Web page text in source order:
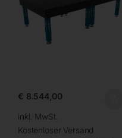
€ 8.544,00
inkl. MwSt.
Kostenloser Versand